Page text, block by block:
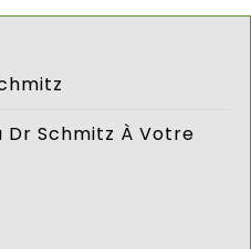
Dr Schmitz À Votre